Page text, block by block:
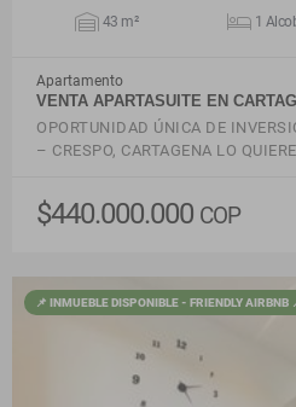
43 m² 1
Apartamento
VENTA APARTASUITE EN
OPORTUNIDAD ÚNICA DE
– CRESPO, CARTAGENA LO
$440.000.000 COP
📌 INMUEBLE DISPONIBLE - FRIENDLY AIRBNB